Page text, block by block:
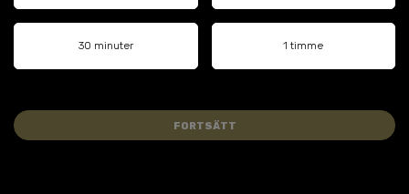
30 minuter 1 timme
FORTSÄTT